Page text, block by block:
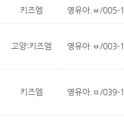
키즈엠 영유아.ㅂ/005-1
고양:키즈엠 영유아.ㅂ/003-1
키즈엠 영유아.ㅁ/039-1